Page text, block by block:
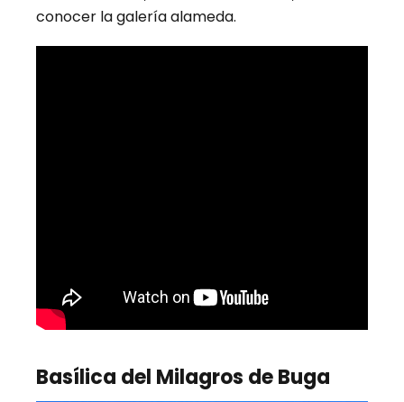
conocer la galería alameda.
Basílica del Milagros de Buga